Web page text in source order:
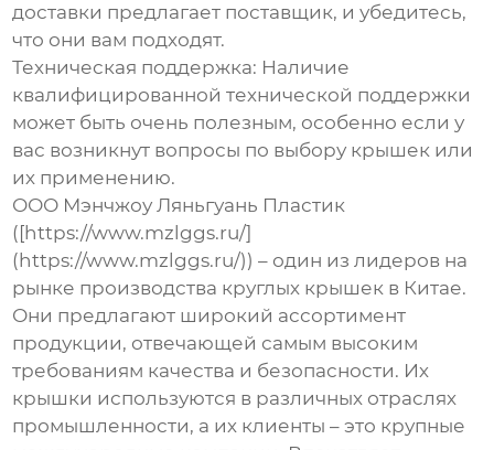
доставки предлагает поставщик, и убедитесь,
что они вам подходят.
Техническая поддержка: Наличие
квалифицированной технической поддержки
может быть очень полезным, особенно если у
вас возникнут вопросы по выбору крышек или
их применению.
ООО Мэнчжоу Ляньгуань Пластик
([https://www.mzlggs.ru/]
(https://www.mzlggs.ru/)) – один из лидеров на
рынке производства круглых крышек в Китае.
Они предлагают широкий ассортимент
продукции, отвечающей самым высоким
требованиям качества и безопасности. Их
крышки используются в различных отраслях
промышленности, а их клиенты – это крупные